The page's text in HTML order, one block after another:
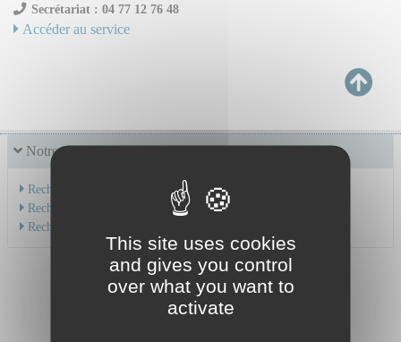
Notre offre de soins
Recherche par service
Recherche par spécialité
Recherche par médecin
Secrétariat : 04 77 12 76 48
Accéder au service
This site uses cookies
and gives you control
over what you want to
activate